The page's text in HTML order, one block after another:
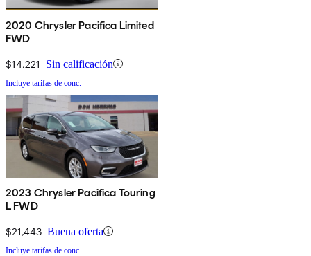
2020 Chrysler Pacifica Limited
FWD
$14,221 Sin calificación
Incluye tarifas de conc.
2023 Chrysler Pacifica Touring
L FWD
$21,443 Buena oferta
Incluye tarifas de conc.